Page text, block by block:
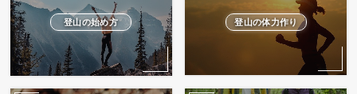
登山の始め方 登山の体力作り